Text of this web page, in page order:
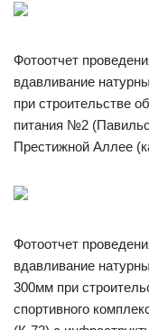
Фотоотчет
вдавливание
при строительстве
питания №2
Престижной Аллее
Фотоотчет
вдавливание
300мм при
спортивного